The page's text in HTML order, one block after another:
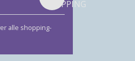
alle shopping-